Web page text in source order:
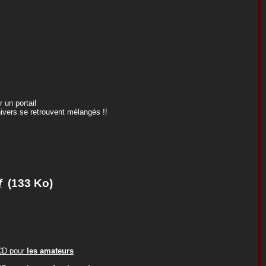
un portail
se retrouvent mélangés !!
(133 Ko)
pour les amateurs